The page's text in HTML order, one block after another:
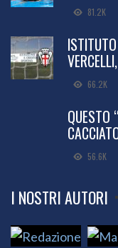
81.2K
66.2K
QUESTO
56.6K
I NOSTRI AUTORI